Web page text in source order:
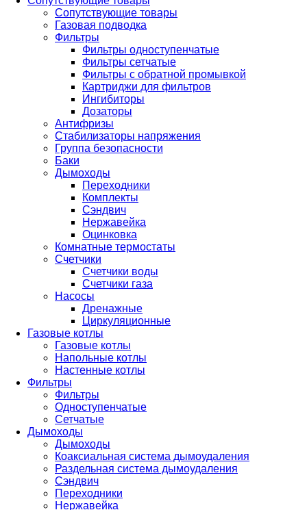
Сопутствующие товары
Газовая подводка
Фильтры
Фильтры одноступенчатые
Фильтры сетчатые
Фильтры с обратной промывкой
Картриджи для фильтров
Ингибиторы
Дозаторы
Антифризы
Стабилизаторы напряжения
Группа безопасности
Баки
Дымоходы
Переходники
Комплекты
Сэндвич
Нержавейка
Оцинковка
Комнатные термостаты
Счетчики
Счетчики воды
Счетчики газа
Насосы
Дренажные
Циркуляционные
Газовые котлы
Газовые котлы
Напольные котлы
Настенные котлы
Фильтры
Фильтры
Одноступенчатые
Сетчатые
Дымоходы
Дымоходы
Коаксиальная система дымоудаления
Раздельная система дымоудаления
Сэндвич
Переходники
Нержавейка